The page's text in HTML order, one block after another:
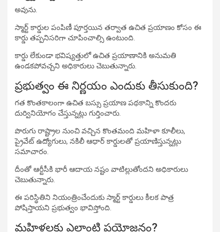
అవును.
స్మార్ట్ కార్డుల పంపిణీ పూర్తయిన తర్వాత ఉచిత ప్రయాణం కోసం ఈ
కార్డు తప్పనిసరిగా చూపించాల్సి ఉంటుంది.
కార్డు లేకుండా భవిష్యత్తులో ఉచిత ప్రయాణానికి అనుమతి
ఉండకపోవచ్చని అధికారులు చెబుతున్నారు.
ప్రభుత్వం ఈ నిర్ణయం ఎందుకు తీసుకుంది?
గత కొంతకాలంగా ఉచిత బస్సు ప్రయాణ పథకాన్ని కొందరు
దుర్వినియోగం చేస్తున్నట్లు గుర్తించారు.
పొరుగు రాష్ట్రాల నుంచి వచ్చిన కొంతమంది మహిళా కూలీలు,
ప్రైవేట్ ఉద్యోగులు, నకిలీ ఆధార్ కార్డులతో ప్రయాణిస్తున్నట్లు
సమాచారం.
దీంతో ఆర్టీసీకి భారీ ఆదాయ నష్టం వాటిల్లుతోందని అధికారులు
చెబుతున్నారు.
ఈ పరిస్థితిని నియంత్రించేందుకు స్మార్ట్ కార్డులు కీలక పాత్ర
పోషిస్తాయని ప్రభుత్వం భావిస్తోంది.
మహిళలకు ఎలాంటి ప్రయోజనం?